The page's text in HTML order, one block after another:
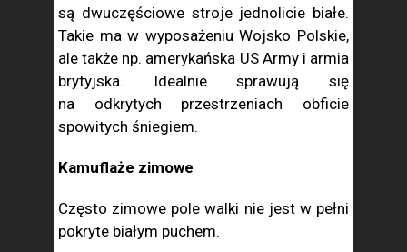
są dwuczęściowe stroje jednolicie białe.
Takie ma w wyposażeniu Wojsko Polskie,
ale także np. amerykańska US Army i armia
brytyjska. Idealnie sprawują się
na odkrytych przestrzeniach obficie
spowitych śniegiem.
Kamuflaże zimowe
Często zimowe pole walki nie jest w pełni
pokryte białym puchem.